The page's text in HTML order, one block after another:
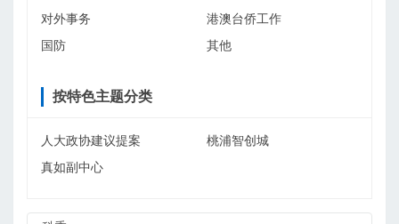
对外事务
港澳台侨工作
国防
其他
按特色主题分类
人大政协建议提案
桃浦智创城
真如副中心